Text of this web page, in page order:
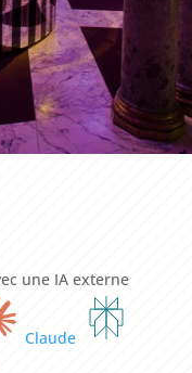
une IA externe
Claude